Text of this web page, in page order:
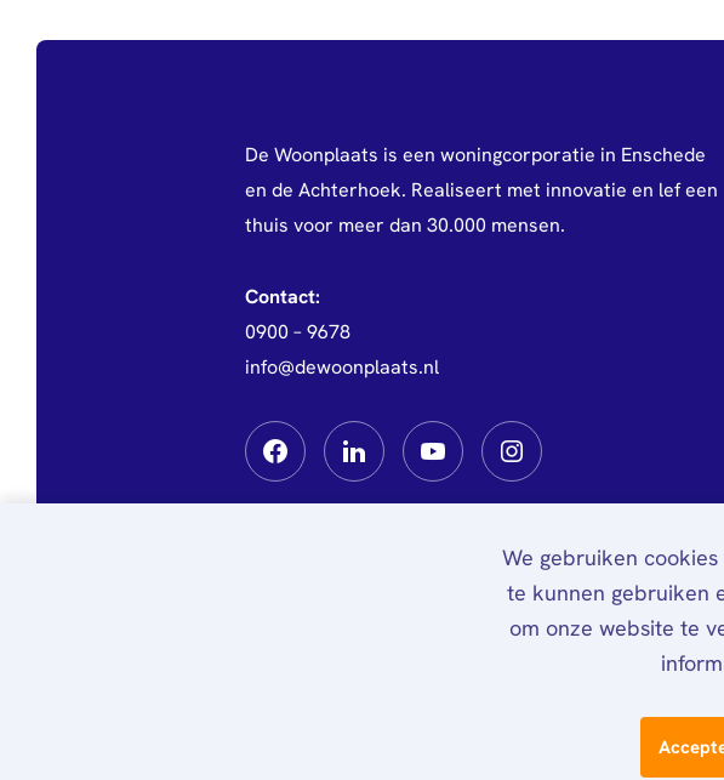
De Woonplaats is een woningcorporatie in Enschede
en de Achterhoek. Realiseert met innovatie en lef een
thuis voor meer dan 30.000 mensen.
Contact:
0900 – 9678
info@dewoonplaats.nl
We gebruiken
te kunnen gebruiken
om onze website te